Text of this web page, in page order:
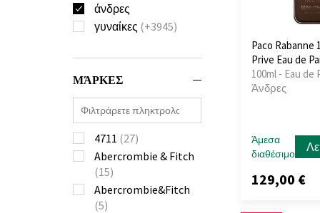
άνδρες
γυναίκες (+3945)
ΜΆΡΚΕΣ
4711 (27)
Abercrombie & Fitch
(15)
Abercrombie&Fitch
(5)
Paco Rabanne
Prive Eau de
100ml - Eau de
Άνδρες
Άμεσα
διαθέσιμο
129,00 €